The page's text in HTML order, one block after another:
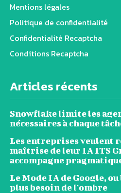
Mentions légales
Politique de confidentialité
Confidentialité Recaptcha
Conditions Recaptcha
Articles récents
Snowflake limite les
nécessaires à chaque
Les entreprises veulent
maîtrise de leur IA ITS
accompagne
Le Mode IA de Google,
plus besoin de l’ombre